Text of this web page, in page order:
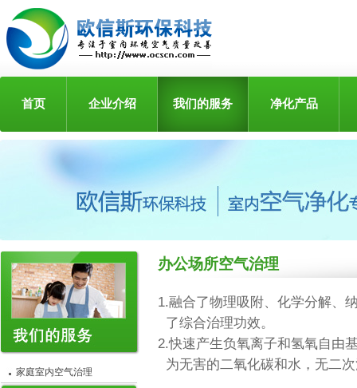
首页 企业介绍 我们的服务 净化产品
家庭室内空气治理
办公场所空气治理
1.融合了物理吸附、化学分解、
了综合治理功效。
2.快速产生负氧离子和氢氧自由
为无害的二氧化碳和水，无二